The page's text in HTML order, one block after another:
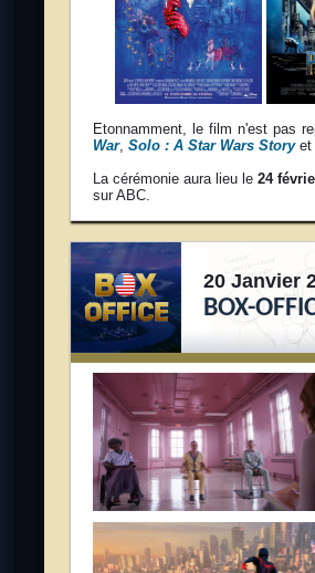
Etonnamment, le film n'est pas
War, Solo : A Star Wars Storyet
La cérémonie aura lieu le 24
sur ABC.
20 Janvier
BOX-